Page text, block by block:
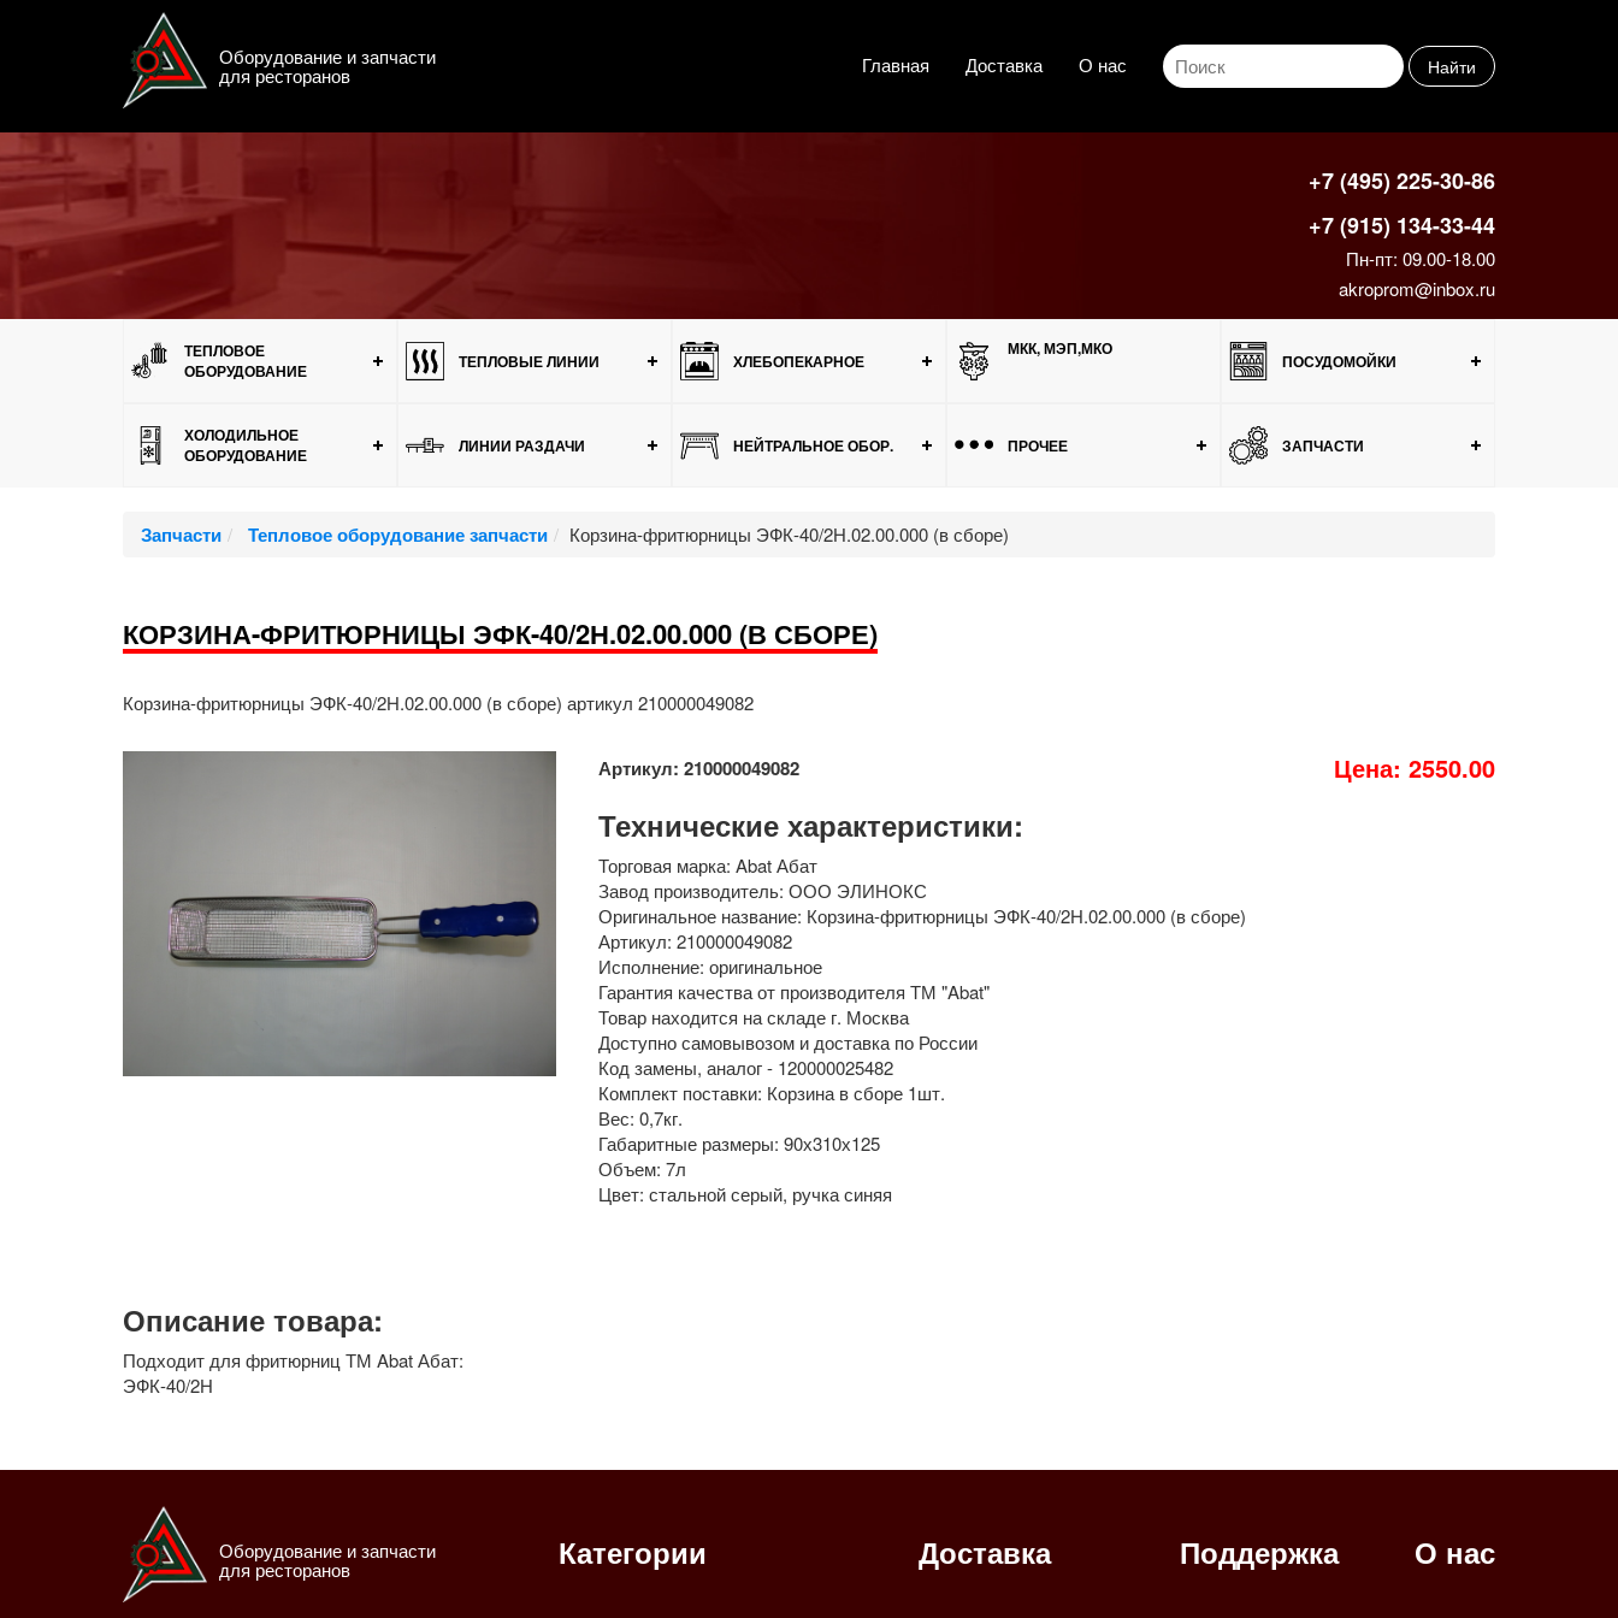
Оборудование и запчасти
для ресторанов Главная Доставка О нас Найти
+7 (495) 225-30-86
+7 (915) 134-33-44
Пн-пт: 09.00-18.00
akroprom@inbox.ru
ТЕПЛОВОЕ
ОБОРУДОВАНИЕ
ТЕПЛОВЫЕ ЛИНИИ ХЛЕБОПЕКАРНОЕ
МКК, МЭП,МКО
ПОСУДОМОЙКИ
ХОЛОДИЛЬНОЕ
ОБОРУДОВАНИЕ
ЛИНИИ РАЗДАЧИ НЕЙТРАЛЬНОЕ ОБОР. ПРОЧЕЕ ЗАПЧАСТИ
Запчасти Тепловое оборудование запчасти Корзина-фритюрницы ЭФК-40/2Н.02.00.000 (в сборе)
КОРЗИНА-ФРИТЮРНИЦЫ ЭФК-40/2Н.02.00.000 (В СБОРЕ)
Корзина-фритюрницы ЭФК-40/2Н.02.00.000 (в сборе) артикул 210000049082
Артикул: 210000049082 Цена: 2550.00
Технические характеристики:
Торговая марка: Abat Абат
Завод производитель: ООО ЭЛИНОКС
Оригинальное название: Корзина-фритюрницы ЭФК-40/2Н.02.00.000 (в сборе)
Артикул: 210000049082
Исполнение: оригинальное
Гарантия качества от производителя ТМ "Abat"
Товар находится на складе г. Москва
Доступно самовывозом и доставка по России
Код замены, аналог - 120000025482
Комплект поставки: Корзина в сборе 1шт.
Вес: 0,7кг.
Габаритные размеры: 90х310х125
Объем: 7л
Цвет: стальной серый, ручка синяя
Описание товара:
Подходит для фритюрниц ТМ Abat Абат:
ЭФК-40/2Н
Оборудование и запчасти
для ресторанов Категории Доставка Поддержка О нас